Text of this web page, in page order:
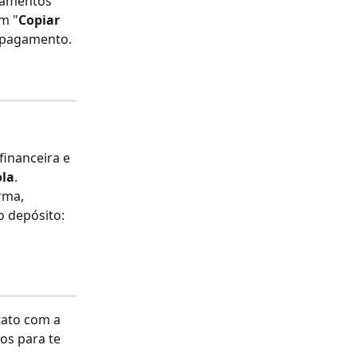
"Copiar
e
.
depósito:
com a
para te